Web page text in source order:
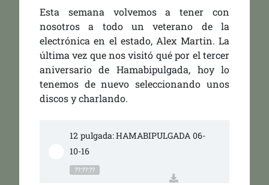
Esta semana volvemos a tener con
nosotros a todo un veterano de la
electrónica en el estado, Alex Martin. La
última vez que nos visitó qué por el tercer
aniversario de Hamabipulgada, hoy lo
tenemos de nuevo seleccionando unos
discos y charlando.
12 pulgada: HAMABIPULGADA 06-
10-16
??:??:??